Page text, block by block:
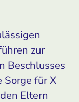
zur
Beschlusses
Sorge für X
Eltern